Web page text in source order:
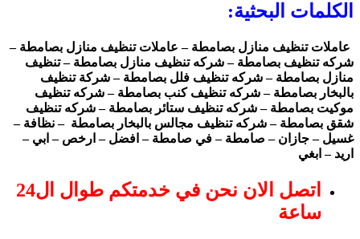
الكلمات البحثية:
عاملات تنظيف منازل بصامطة – عاملات تنظيف منازل بصامطة –
شركه تنظيف بصامطة – شركه تنظيف منازل بصامطة – تنظيف
منازل بصامطة – شركه تنظيف فلل بصامطة – شركة تنظيف
بالبخار بصامطة – شركه تنظيف كنب بصامطة – شركه تنظيف
موكيت بصامطة – شركه تنظيف ستائر بصامطة – شركه تنظيف
شقق بصامطة – شركه تنظيف مجالس بالبخار بصامطة – نظافة –
غسيل – جازان – صامطة – في صامطة – افضل – ارخص – ابي –
اريد – ابغي
اتصل الان نحن في خدمتكم طوال ال24
ساعة